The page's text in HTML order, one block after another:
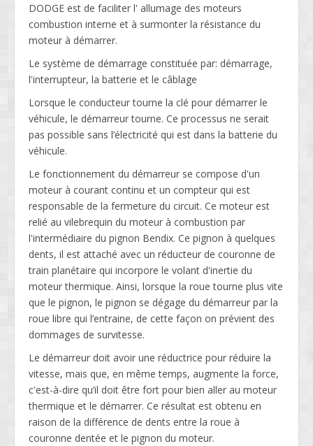
DODGE est de faciliter l' allumage des moteurs
combustion interne et à surmonter la résistance du
moteur à démarrer.
Le système de démarrage constituée par: démarrage,
l'interrupteur, la batterie et le câblage
Lorsque le conducteur tourne la clé pour démarrer le
véhicule, le démarreur tourne. Ce processus ne serait
pas possible sans l’électricité qui est dans la batterie du
véhicule.
Le fonctionnement du démarreur se compose d'un
moteur à courant continu et un compteur qui est
responsable de la fermeture du circuit. Ce moteur est
relié au vilebrequin du moteur à combustion par
l'intermédiaire du pignon Bendix. Ce pignon à quelques
dents, il est attaché avec un réducteur de couronne de
train planétaire qui incorpore le volant d'inertie du
moteur thermique. Ainsi, lorsque la roue tourne plus vite
que le pignon, le pignon se dégage du démarreur par la
roue libre qui l’entraine, de cette façon on prévient des
dommages de survitesse.
Le démarreur doit avoir une réductrice pour réduire la
vitesse, mais que, en même temps, augmente la force,
c'est-à-dire qu’il doit être fort pour bien aller au moteur
thermique et le démarrer. Ce résultat est obtenu en
raison de la différence de dents entre la roue à
couronne dentée et le pignon du moteur.